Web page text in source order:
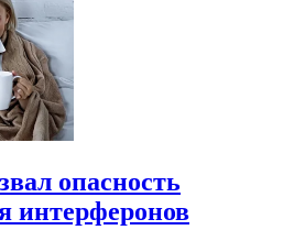
опасность
интерферонов